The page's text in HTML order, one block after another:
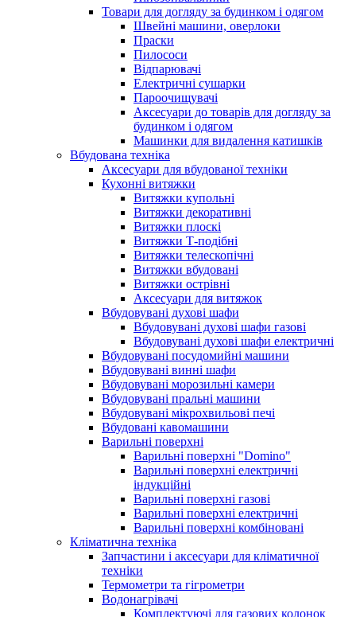
Товари для догляду за будинком і одягом
Швейні машини, оверлоки
Праски
Пилососи
Відпарювачі
Електричні сушарки
Пароочищувачі
Аксесуари до товарів для догляду за
будинком і одягом
Машинки для видалення катишків
Вбудована техніка
Аксесуари для вбудованої техніки
Кухонні витяжки
Витяжки купольні
Витяжки декоративні
Витяжки плоскі
Витяжки Т-подібні
Витяжки телескопічні
Витяжки вбудовані
Витяжки острівні
Аксесуари для витяжок
Вбудовувані духові шафи
Вбудовувані духові шафи газові
Вбудовувані духові шафи електричні
Вбудовувані посудомийні машини
Вбудовувані винні шафи
Вбудовувані морозильні камери
Вбудовувані пральні машини
Вбудовувані мікрохвильові печі
Вбудовані кавомашини
Варильні поверхні
Варильні поверхні "Domino"
Варильні поверхні електричні
індукційні
Варильні поверхні газові
Варильні поверхні електричні
Варильні поверхні комбіновані
Кліматична техніка
Запчастини і аксесуари для кліматичної
техніки
Термометри та гігрометри
Водонагрівачі
Комплектуючі для газових колонок